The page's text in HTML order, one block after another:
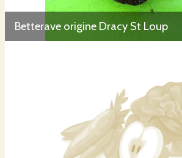
Betterave origine Dracy St Loup